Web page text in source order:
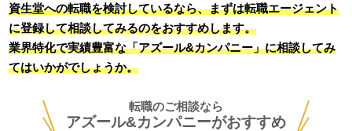
資生堂への転職を検討しているなら、まずは転職エージェント
に登録して相談してみるのをおすすめします。
業界特化で実績豊富な「アズール&カンパニー」に相談してみ
てはいかがでしょうか。
転職のご相談なら
アズール&カンパニーがおすすめ